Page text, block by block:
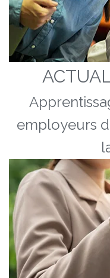
employeurs